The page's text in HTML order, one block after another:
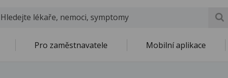
Pro zaměstnavatele Mobilní aplikace